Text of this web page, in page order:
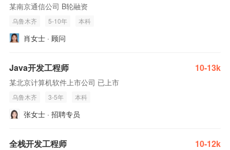
某南京通信公司 B轮融资
乌鲁木齐 5-10年 本科
肖女士 · 顾问
Java开发工程师 10-13k
某北京计算机软件上市公司 已上市
乌鲁木齐 3-5年 本科
张女士 · 招聘专员
全栈开发工程师 10-12k